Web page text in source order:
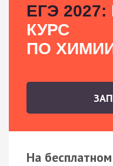
ЕГЭ 2027:
КУРС
ПО
На